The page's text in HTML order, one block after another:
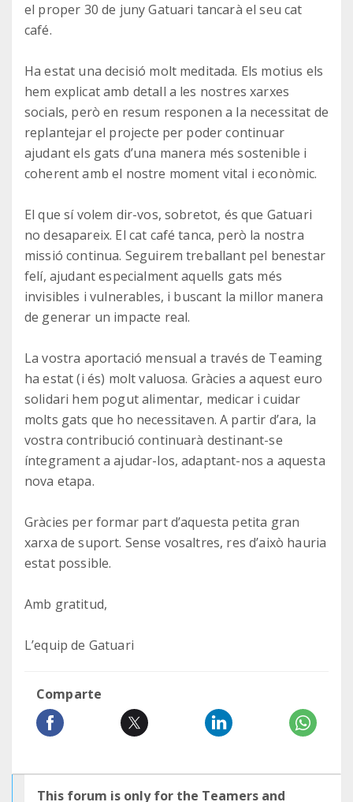
el proper 30 de juny Gatuari tancarà el seu cat
café.
Ha estat una decisió molt meditada. Els motius els
hem explicat amb detall a les nostres xarxes
socials, però en resum responen a la necessitat de
replantejar el projecte per poder continuar
ajudant els gats d’una manera més sostenible i
coherent amb el nostre moment vital i econòmic.
El que sí volem dir-vos, sobretot, és que Gatuari
no desapareix. El cat café tanca, però la nostra
missió continua. Seguirem treballant pel benestar
felí, ajudant especialment aquells gats més
invisibles i vulnerables, i buscant la millor manera
de generar un impacte real.
La vostra aportació mensual a través de Teaming
ha estat (i és) molt valuosa. Gràcies a aquest euro
solidari hem pogut alimentar, medicar i cuidar
molts gats que ho necessitaven. A partir d’ara, la
vostra contribució continuarà destinant-se
íntegrament a ajudar-los, adaptant-nos a aquesta
nova etapa.
Gràcies per formar part d’aquesta petita gran
xarxa de suport. Sense vosaltres, res d’això hauria
estat possible.
Amb gratitud,
L’equip de Gatuari
Comparte
This forum is only for the Teamers and